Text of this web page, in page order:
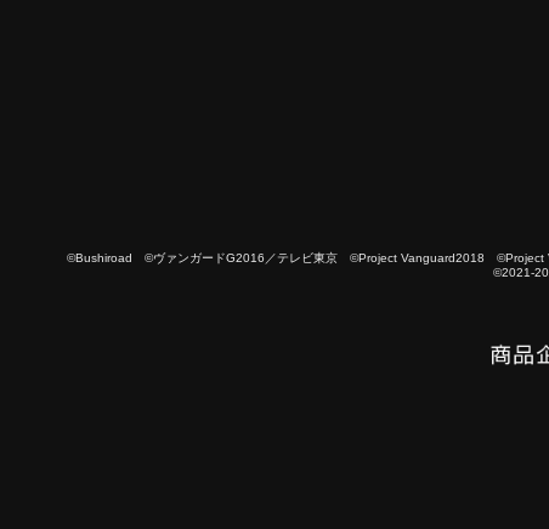
©Bushiroad ©ヴァンガードG2016／テレビ東京 ©Project Vanguard2018 ©Project
©2021-